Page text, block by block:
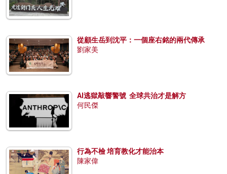
從顧生岳到沈平：一個座右銘的兩代傳承
劉家美
AI逃獄敲響警號 全球共治才是解方
何民傑
行為不檢 培育教化才能治本
陳家偉